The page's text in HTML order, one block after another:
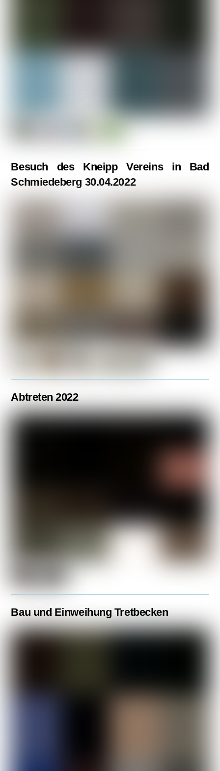
Besuch des Kneipp Vereins in Bad
Schmiedeberg 30.04.2022
Abtreten 2022
Bau und Einweihung Tretbecken